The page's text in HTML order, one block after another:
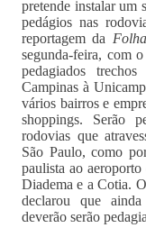
pretende instalar um
pedágios nas
reportagem da
segunda-feira, com
pedagiados
Campinas à
vários bairros e
shoppings. Serão
rodovias que
São Paulo, como
paulista ao
Diadema e a Cotia.
declarou que
deverão serão